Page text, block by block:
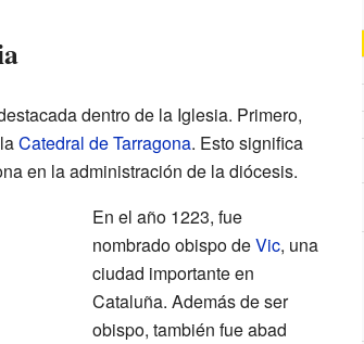
dentro de la Iglesia. Primero,
Catedral de Tarragona. Esto significa
en la administración de la diócesis.
En el año 1223, fue
nombrado obispo deVic, una
ciudad importante en
Cataluña. Además de ser
obispo, también fue abad